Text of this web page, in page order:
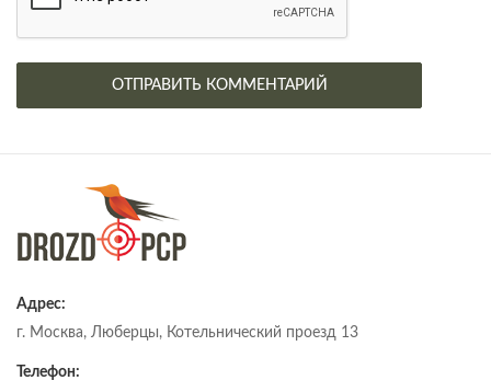
Адрес:
г. Москва, Люберцы, Котельнический проезд 13
Телефон: